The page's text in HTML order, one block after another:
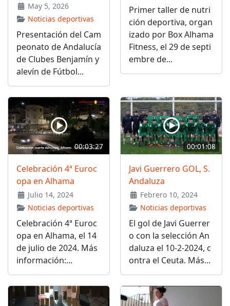
May 5, 2026
Noticias deportivas
Presentación del Cam
peonato de Andalucía
de Clubes Benjamín y
alevín de Fútbol...
Primer taller de nutri
ción deportiva, organ
izado por Box Alhama
Fitness, el 29 de septi
embre de...
00:03:27
Celebración 4ª Euroc
opa en Alhama
Julio 14, 2024
Noticias deportivas
Celebración 4ª Euroc
opa en Alhama, el 14
de julio de 2024. Más
información:...
00:01:08
Javi Guerrero GOL, S.
Andaluza
Febrero 10, 2024
Noticias deportivas
El gol de Javi Guerrer
o con la selección An
daluza el 10-2-2024, c
ontra el Ceuta. Más...